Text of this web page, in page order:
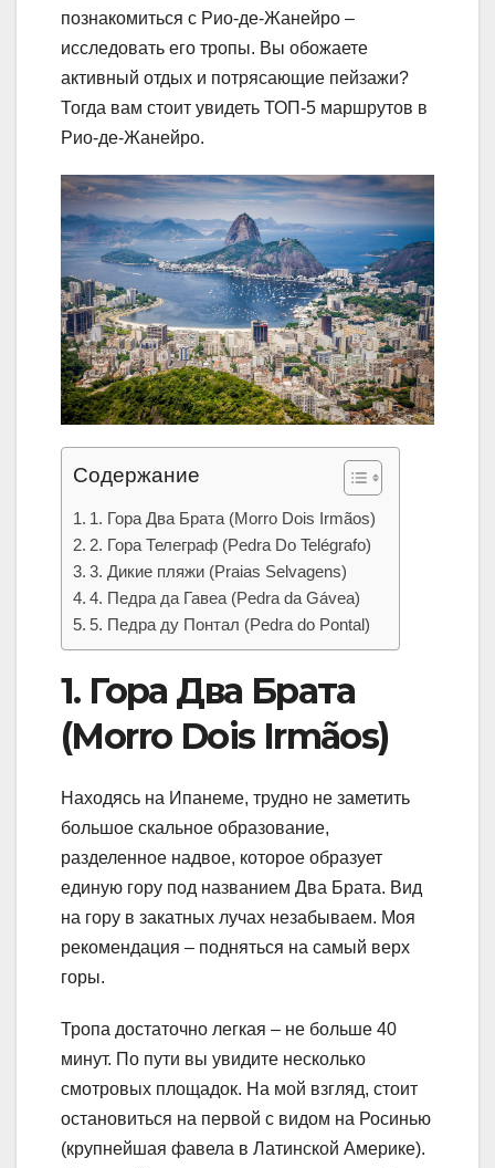
познакомиться с Рио-де-Жанейро –
исследовать его тропы. Вы обожаете
активный отдых и потрясающие пейзажи?
Тогда вам стоит увидеть ТОП-5 маршрутов в
Рио-де-Жанейро.
Содержание
1. Гора Два Брата (Morro Dois Irmãos)
2. Гора Телеграф (Pedra Do Telégrafo)
3. Дикие пляжи (Praias Selvagens)
4. Педра да Гавеа (Pedra da Gávea)
5. Педра ду Понтал (Pedra do Pontal)
1. Гора Два Брата
(Morro Dois Irmãos)
Находясь на Ипанеме, трудно не заметить
большое скальное образование,
разделенное надвое, которое образует
единую гору под названием Два Брата. Вид
на гору в закатных лучах незабываем. Моя
рекомендация – подняться на самый верх
горы.
Тропа достаточно легкая – не больше 40
минут. По пути вы увидите несколько
смотровых площадок. На мой взгляд, стоит
остановиться на первой с видом на Росинью
(крупнейшая фавела в Латинской Америке).